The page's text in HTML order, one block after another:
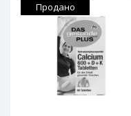
Продано